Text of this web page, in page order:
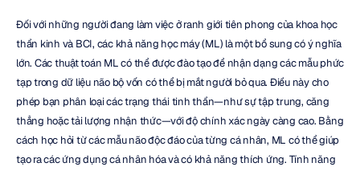
Đối với những người đang làm việc ở ranh giới tiên phong của khoa học
thần kinh và BCI, các khả năng học máy (ML) là một bổ sung có ý nghĩa
lớn. Các thuật toán ML có thể được đào tạo để nhận dạng các mẫu phức
tạp trong dữ liệu não bộ vốn có thể bị mắt người bỏ qua. Điều này cho
phép bạn phân loại các trạng thái tinh thần—như sự tập trung, căng
thẳng hoặc tải lượng nhận thức—với độ chính xác ngày càng cao. Bằng
cách học hỏi từ các mẫu não độc đáo của từng cá nhân, ML có thể giúp
tạo ra các ứng dụng cá nhân hóa và có khả năng thích ứng. Tính năng